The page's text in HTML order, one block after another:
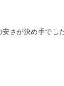
さが決め手でした